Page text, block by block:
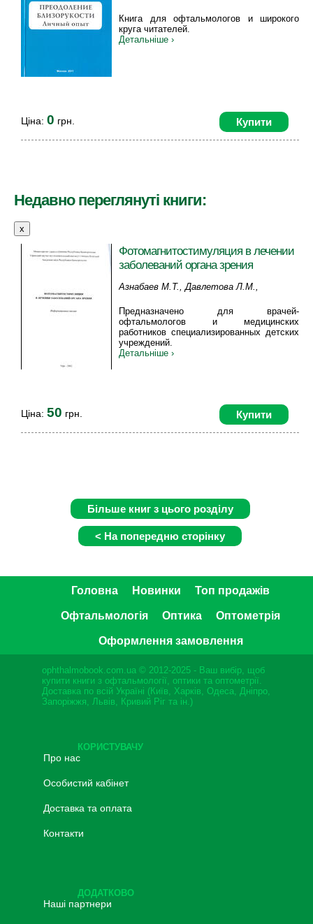
Книга для офтальмологов и широкого
круга читателей.
Детальніше ›
Купити
Ціна: 0 грн.
Недавно переглянуті книги:
x
Фотомагнитостимуляция в лечении
заболеваний органа зрения
Азнабаев М.Т., Давлетова Л.М.,
Предназначено для врачей-
офтальмологов и медицинских
работников специализированных детских
учреждений.
Детальніше ›
Купити
Ціна: 50 грн.
Головна Новинки Топ продажів
Офтальмологія Оптика Оптометрія
Оформлення замовлення
ophthalmobook.com.ua © 2012-2025 - Ваш вибір, щоб
купити книги з офтальмології, оптики та оптометрії.
Доставка по всій Україні (Київ, Харків, Одеса, Дніпро,
Запоріжжя, Львів, Кривий Ріг та ін.)
КОРИСТУВАЧУ
Про нас
Особистий кабінет
Доставка та оплата
Контакти
ДОДАТКОВО
Наші партнери